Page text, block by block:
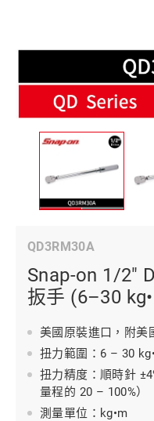
QD3RM30A
Snap-on 1/2"
扳手 (6–30
美國原裝進口，附美
扭力範圍：6 – 30
扭力精度：順時針
量程的 20 – 100%）
測量單位：kg•m